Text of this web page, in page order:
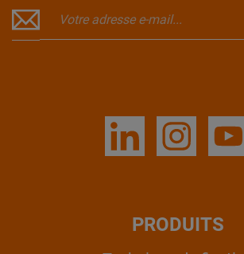
PRODUITS